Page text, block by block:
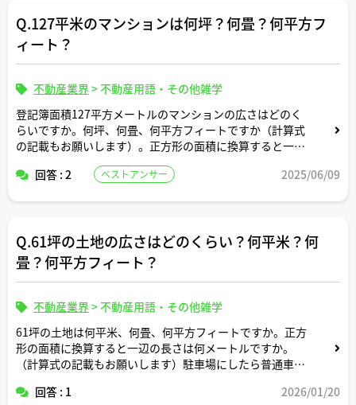
Q.127平米のマンションは何坪？何畳？何平方フ
ィート？
不動産業界>不動産用語・その他雑学
登記簿面積127平方メートルのマンションの広さはどのく
らいですか。何坪、何畳、何平方フィートですか（計算式
の記載もお願いします）。正方形の面積に換算すると一辺
か。回答 : 2 ベストアンサー 2025/06/09
Q.61坪の土地の広さはどのくらい？何平米？何
畳？何平方フィート？
不動産業界>不動産用語・その他雑学
61坪の土地は何平米、何畳、何平方フィートですか。正方
形の面積に換算すると一辺の長さは何メートルですか。
（計算式の記載もお願いします）駐車場にしたら普通車約
回答 : 1 2026/01/20